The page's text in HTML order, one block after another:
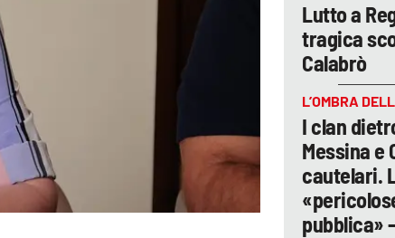
Lutto a
tragica
Calabrò
L’OMBRA
I clan
Messina e
cautelari.
pubblica»